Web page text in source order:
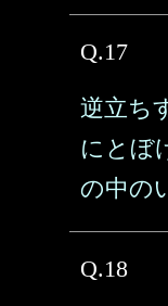
Q.17
逆立ち
にとぼ
の中の
Q.18